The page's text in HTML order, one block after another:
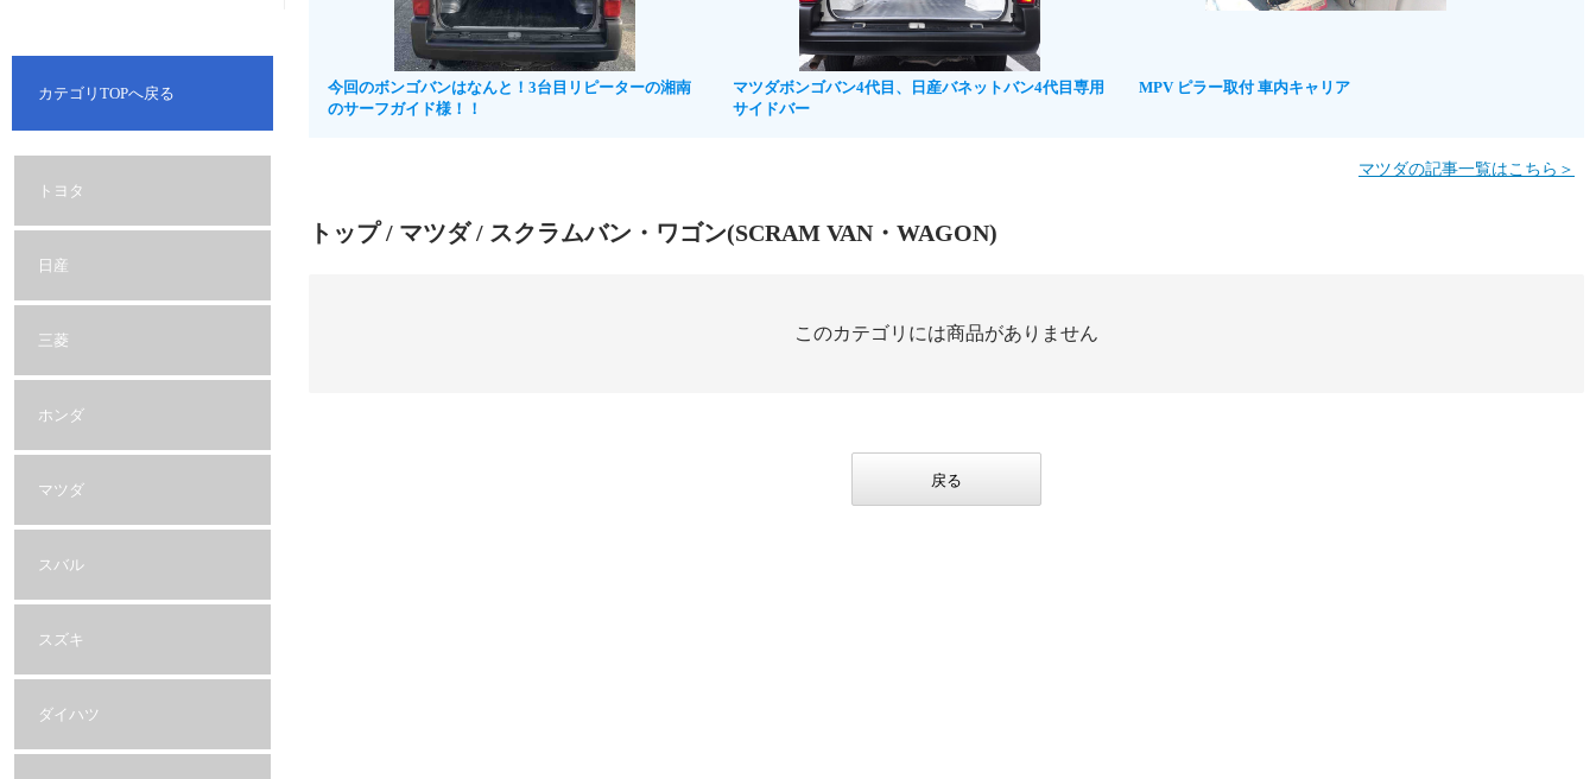
カテゴリTOPへ戻る
トヨタ
日産
三菱
ホンダ
マツダ
スバル
スズキ
ダイハツ
今回のボンゴバンはなんと！3台目リピーターの湘南
のサーフガイド様！！
マツダボンゴバン4代目、日産バネットバン4代目専用
サイドバー
MPV ピラー取付 車内キャリア
マツダの記事一覧はこちら＞
トップ/ マツダ/ スクラムバン・ワゴン(SCRAM VAN・WAGON)
このカテゴリには商品がありません
戻る